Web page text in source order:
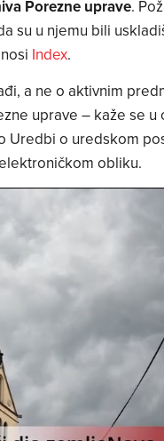
Porezne uprave.
su u njemu bili
Index.
a ne o aktivnim
uprave – kaže se
Uredbi o uredskom
obliku.